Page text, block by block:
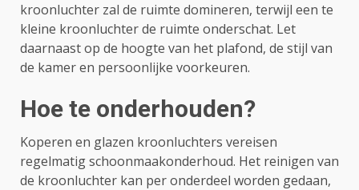
kroonluchter zal de ruimte domineren, terwijl een te
kleine kroonluchter de ruimte onderschat. Let
daarnaast op de hoogte van het plafond, de stijl van
de kamer en persoonlijke voorkeuren.
Hoe te onderhouden?
Koperen en glazen kroonluchters vereisen
regelmatig schoonmaakonderhoud. Het reinigen van
de kroonluchter kan per onderdeel worden gedaan,